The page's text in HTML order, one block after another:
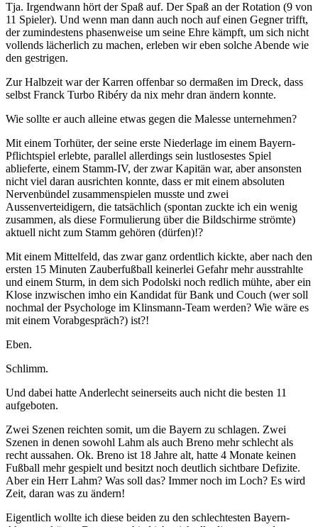
Tja. Irgendwann hört der Spaß auf. Der Spaß an der Rotation (9 von
11 Spieler). Und wenn man dann auch noch auf einen Gegner trifft,
der zumindestens phasenweise um seine Ehre kämpft, um sich nicht
vollends lächerlich zu machen, erleben wir eben solche Abende wie
den gestrigen.
Zur Halbzeit war der Karren offenbar so dermaßen im Dreck, dass
selbst Franck Turbo Ribéry da nix mehr dran ändern konnte.
Wie sollte er auch alleine etwas gegen die Malesse unternehmen?
Mit einem Torhüter, der seine erste Niederlage im einem Bayern-
Pflichtspiel erlebte, parallel allerdings sein lustlosestes Spiel
ablieferte, einem Stamm-IV, der zwar Kapitän war, aber ansonsten
nicht viel daran ausrichten konnte, dass er mit einem absoluten
Nervenbündel zusammenspielen musste und zwei
Aussenverteidigern, die tatsächlich (spontan zuckte ich ein wenig
zusammen, als diese Formulierung über die Bildschirme strömte)
aktuell nicht zum Stamm gehören (dürfen)!?
Mit einem Mittelfeld, das zwar ganz ordentlich kickte, aber nach den
ersten 15 Minuten Zauberfußball keinerlei Gefahr mehr ausstrahlte
und einem Sturm, in dem sich Podolski noch redlich mühte, aber ein
Klose inzwischen imho ein Kandidat für Bank und Couch (wer soll
nochmal der Psychologe im Klinsmann-Team werden? Wie wäre es
mit einem Vorabgespräch?) ist?!
Eben.
Schlimm.
Und dabei hatte Anderlecht seinerseits auch nicht die besten 11
aufgeboten.
Zwei Szenen reichten somit, um die Bayern zu schlagen. Zwei
Szenen in denen sowohl Lahm als auch Breno mehr schlecht als
recht aussahen. Ok. Breno ist 18 Jahre alt, hatte 4 Monate keinen
Fußball mehr gespielt und besitzt noch deutlich sichtbare Defizite.
Aber ein Herr Lahm? Was soll das? Immer noch im Loch? Es wird
Zeit, daran was zu ändern!
Eigentlich wollte ich diese beiden zu den schlechtesten Bayern-